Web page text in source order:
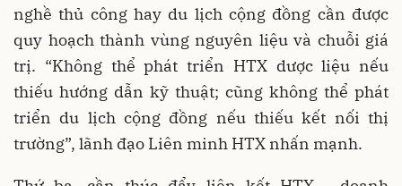
nghề thủ công hay du lịch cộng đồng cần được
quy hoạch thành vùng nguyên liệu và chuỗi giá
trị. “Không thể phát triển HTX dược liệu nếu
thiếu hướng dẫn kỹ thuật; cũng không thể phát
triển du lịch cộng đồng nếu thiếu kết nối thị
trường”, lãnh đạo Liên minh HTX nhấn mạnh.